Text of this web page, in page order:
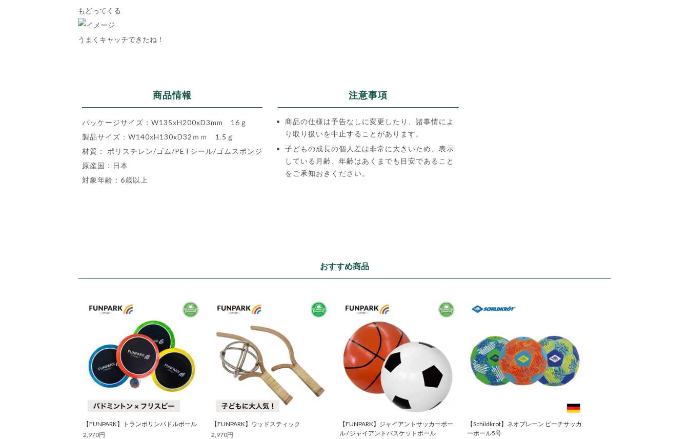
もどってくる
うまくキャッチできたね！
商品情報
パッケージサイズ：W135xH200xD3mm 16ｇ
製品サイズ：W140xH130xD32ｍｍ 1.5ｇ
材質： ポリスチレン/ゴム/PETシール/ゴムスポンジ
原産国：日本
対象年齢：6歳以上
注意事項
商品の仕様は予告なしに変更したり、諸事情によ
り取り扱いを中止することがあります。
子どもの成長の個人差は非常に大きいため、表示
している月齢、年齢はあくまでも目安であること
をご承知おきください。
おすすめ商品
【FUNPARK】トランポリンパドルボール
2,970円
【FUNPARK】ウッドスティック
2,970円
【FUNPARK】ジャイアントサッカーボー
ル / ジャイアントバスケットボール
【Schildkrot】ネオプレーン ビーチサッカ
ーボール5号